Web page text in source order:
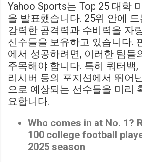
Yahoo Sports는 Top 25 대학
을 발표했습니다. 25위 안에
강력한 공격력과 수비력을 자
선수들을 보유하고 있습니다.
에서 성공하려면, 이러한 팀들
주목해야 합니다. 특히 쿼터백,
리시버 등의 포지션에서 뛰어
으로 예상되는 선수들을 미리
요합니다.
Who comes in at No. 1?
100 college football
2025 season